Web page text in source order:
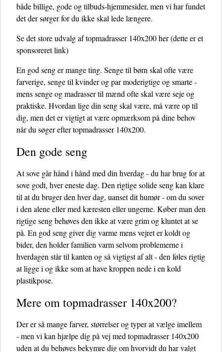
både billige, gode og tilbuds-hjemmesider, men vi har fundet
det der sørger for du ikke skal lede længere.
Se det store udvalg af topmadrasser 140x200 her(dette er et
sponsoreret link)
En god seng er mange ting. Senge til børn skal ofte være
farverige, senge til kvinder og par moderigtige og smarte -
mens senge og madrasser til mænd ofte skal være seje og
praktiske. Hvordan lige din seng skal være, må være op til
dig, men det er vigtigt at være opmærksom på dine behov
når du søger efter topmadrasser 140x200.
Den gode seng
At sove går hånd i hånd med din hverdag - du har brug for at
sove godt, hver eneste dag. Den rigtige solide seng kan klare
til at du bruger den hver dag, uanset dit humør - om du sover
i den alene eller med kæresten eller ungerne. Køber man den
rigtige seng behøves den ikke at være grim og kluntet at se
på. En god seng giver dig varme mens vejret er koldt og
bider, den holder familien varm selvom problemerne i
hverdagen står til kanten og så vigtigst af alt - den føles rigtig
at ligge i og ikke som at have kroppen nede i en kold
plastikpose.
Mere om topmadrasser 140x200?
Der er så mange farver, størrelser og typer at vælge imellem
- men vi kan hjælpe dig på vej med topmadrasser 140x200
uden at du behøves bekymre dig om hvorvidt du har valgt